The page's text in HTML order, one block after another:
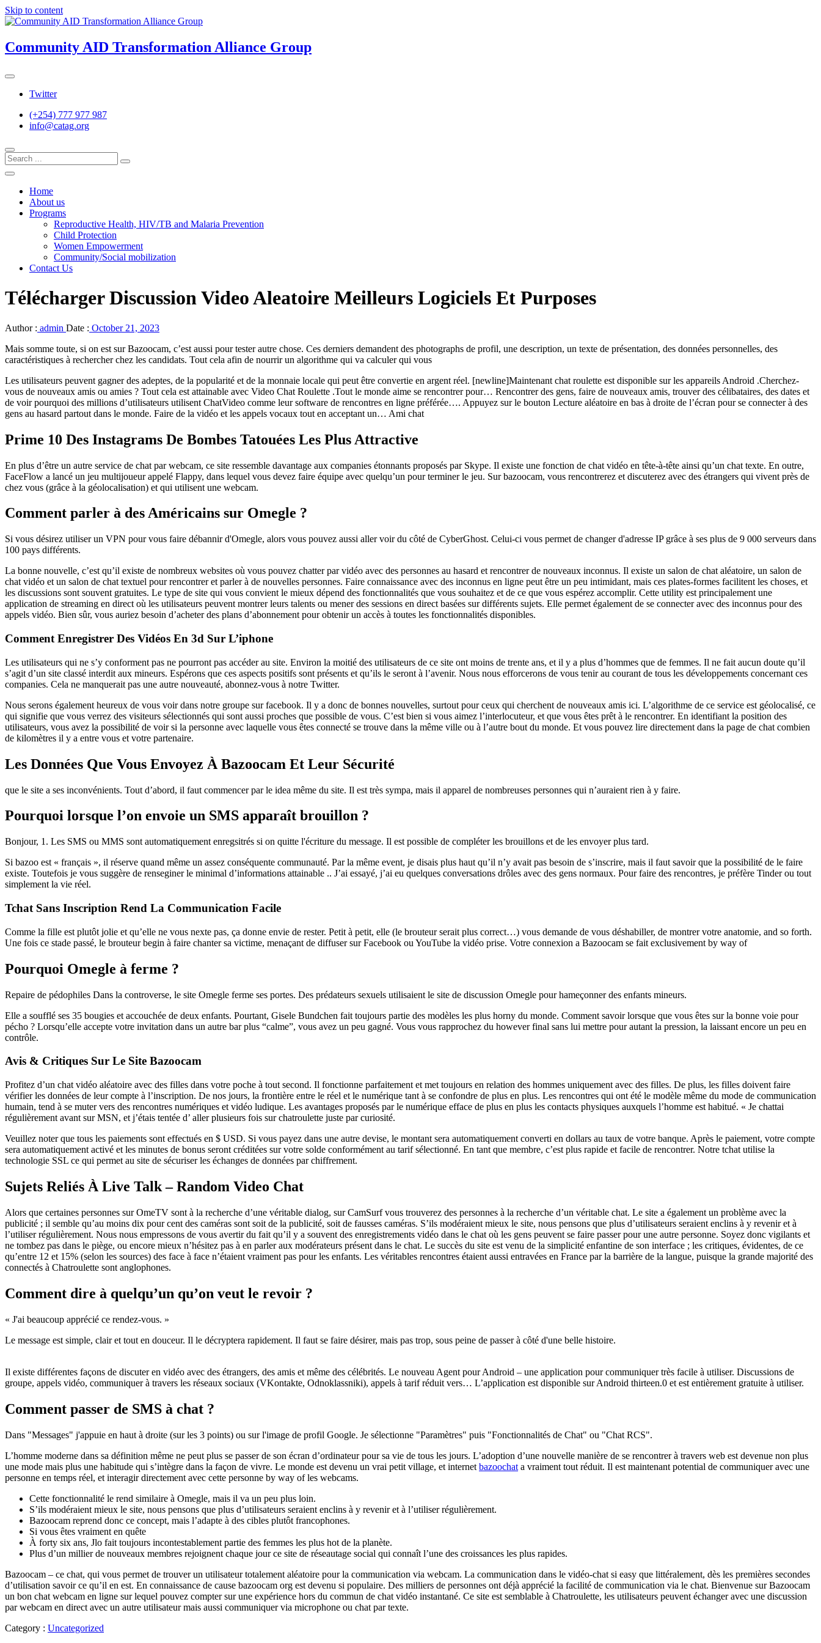
Skip to content
Community AID Transformation Alliance Group
Twitter
(+254) 777 977 987
info@catag.org
Home
About us
Programs
Reproductive Health, HIV/TB and Malaria Prevention
Child Protection
Women Empowerment
Community/Social mobilization
Contact Us
Télécharger Discussion Video Aleatoire Meilleurs Logiciels Et Purposes
Author : admin Date : October 21, 2023
Mais somme toute, si on est sur Bazoocam, c’est aussi pour tester autre chose. Ces derniers demandent des photographs de profil, une description, un texte de présentation, des données personnelles, des
caractéristiques à rechercher chez les candidats. Tout cela afin de nourrir un algorithme qui va calculer qui vous
Les utilisateurs peuvent gagner des adeptes, de la popularité et de la monnaie locale qui peut être convertie en argent réel. [newline]Maintenant chat roulette est disponible sur les appareils Android .Cherchez-
vous de nouveaux amis ou amies ? Tout cela est attainable avec Video Chat Roulette .Tout le monde aime se rencontrer pour… Rencontrer des gens, faire de nouveaux amis, trouver des célibataires, des dates et
de voir pourquoi des millions d’utilisateurs utilisent ChatVideo comme leur software de rencontres en ligne préférée…. Appuyez sur le bouton Lecture aléatoire en bas à droite de l’écran pour se connecter à des
gens au hasard partout dans le monde. Faire de la vidéo et les appels vocaux tout en acceptant un… Ami chat
Prime 10 Des Instagrams De Bombes Tatouées Les Plus Attractive
En plus d’être un autre service de chat par webcam, ce site ressemble davantage aux companies étonnants proposés par Skype. Il existe une fonction de chat vidéo en tête-à-tête ainsi qu’un chat texte. En outre,
FaceFlow a lancé un jeu multijoueur appelé Flappy, dans lequel vous devez faire équipe avec quelqu’un pour terminer le jeu. Sur bazoocam, vous rencontrerez et discuterez avec des étrangers qui vivent près de
chez vous (grâce à la géolocalisation) et qui utilisent une webcam.
Comment parler à des Américains sur Omegle ?
Si vous désirez utiliser un VPN pour vous faire débannir d'Omegle, alors vous pouvez aussi aller voir du côté de CyberGhost. Celui-ci vous permet de changer d'adresse IP grâce à ses plus de 9 000 serveurs dans
100 pays différents.
La bonne nouvelle, c’est qu’il existe de nombreux websites où vous pouvez chatter par vidéo avec des personnes au hasard et rencontrer de nouveaux inconnus. Il existe un salon de chat aléatoire, un salon de
chat vidéo et un salon de chat textuel pour rencontrer et parler à de nouvelles personnes. Faire connaissance avec des inconnus en ligne peut être un peu intimidant, mais ces plates-formes facilitent les choses, et
les discussions sont souvent gratuites. Le type de site qui vous convient le mieux dépend des fonctionnalités que vous souhaitez et de ce que vous espérez accomplir. Cette utility est principalement une
application de streaming en direct où les utilisateurs peuvent montrer leurs talents ou mener des sessions en direct basées sur différents sujets. Elle permet également de se connecter avec des inconnus pour des
appels vidéo. Bien sûr, vous auriez besoin d’acheter des plans d’abonnement pour obtenir un accès à toutes les fonctionnalités disponibles.
Comment Enregistrer Des Vidéos En 3d Sur L’iphone
Les utilisateurs qui ne s’y conforment pas ne pourront pas accéder au site. Environ la moitié des utilisateurs de ce site ont moins de trente ans, et il y a plus d’hommes que de femmes. Il ne fait aucun doute qu’il
s’agit d’un site classé interdit aux mineurs. Espérons que ces aspects positifs sont présents et qu’ils le seront à l’avenir. Nous nous efforcerons de vous tenir au courant de tous les développements concernant ces
companies. Cela ne manquerait pas une autre nouveauté, abonnez-vous à notre Twitter.
Nous serons également heureux de vous voir dans notre groupe sur facebook. Il y a donc de bonnes nouvelles, surtout pour ceux qui cherchent de nouveaux amis ici. L’algorithme de ce service est géolocalisé, ce
qui signifie que vous verrez des visiteurs sélectionnés qui sont aussi proches que possible de vous. C’est bien si vous aimez l’interlocuteur, et que vous êtes prêt à le rencontrer. En identifiant la position des
utilisateurs, vous avez la possibilité de voir si la personne avec laquelle vous êtes connecté se trouve dans la même ville ou à l’autre bout du monde. Et vous pouvez lire directement dans la page de chat combien
de kilomètres il y a entre vous et votre partenaire.
Les Données Que Vous Envoyez À Bazoocam Et Leur Sécurité
que le site a ses inconvénients. Tout d’abord, il faut commencer par le idea même du site. Il est très sympa, mais il apparel de nombreuses personnes qui n’auraient rien à y faire.
Pourquoi lorsque l’on envoie un SMS apparaît brouillon ?
Bonjour, 1. Les SMS ou MMS sont automatiquement enregsitrés si on quitte l'écriture du message. Il est possible de compléter les brouillons et de les envoyer plus tard.
Si bazoo est « français », il réserve quand même un assez conséquente communauté. Par la même event, je disais plus haut qu’il n’y avait pas besoin de s’inscrire, mais il faut savoir que la possibilité de le faire
existe. Toutefois je vous suggère de renseginer le minimal d’informations attainable .. J’ai essayé, j’ai eu quelques conversations drôles avec des gens normaux. Pour faire des rencontres, je préfère Tinder ou tout
simplement la vie réel.
Tchat Sans Inscription Rend La Communication Facile
Comme la fille est plutôt jolie et qu’elle ne vous nexte pas, ça donne envie de rester. Petit à petit, elle (le brouteur serait plus correct…) vous demande de vous déshabiller, de montrer votre anatomie, and so forth.
Une fois ce stade passé, le brouteur begin à faire chanter sa victime, menaçant de diffuser sur Facebook ou YouTube la vidéo prise. Votre connexion a Bazoocam se fait exclusivement by way of
Pourquoi Omegle à ferme ?
Repaire de pédophiles Dans la controverse, le site Omegle ferme ses portes. Des prédateurs sexuels utilisaient le site de discussion Omegle pour hameçonner des enfants mineurs.
Elle a soufflé ses 35 bougies et accouchée de deux enfants. Pourtant, Gisele Bundchen fait toujours partie des modèles les plus horny du monde. Comment savoir lorsque que vous êtes sur la bonne voie pour
pécho ? Lorsqu’elle accepte votre invitation dans un autre bar plus “calme”, vous avez un peu gagné. Vous vous rapprochez du however final sans lui mettre pour autant la pression, la laissant encore un peu en
contrôle.
Avis & Critiques Sur Le Site Bazoocam
Profitez d’un chat vidéo aléatoire avec des filles dans votre poche à tout second. Il fonctionne parfaitement et met toujours en relation des hommes uniquement avec des filles. De plus, les filles doivent faire
vérifier les données de leur compte à l’inscription. De nos jours, la frontière entre le réel et le numérique tant à se confondre de plus en plus. Les rencontres qui ont été le modèle même du mode de communication
humain, tend à se muter vers des rencontres numériques et vidéo ludique. Les avantages proposés par le numérique efface de plus en plus les contacts physiques auxquels l’homme est habitué. « Je chattai
régulièrement avant sur MSN, et j’étais tentée d’ aller plusieurs fois sur chatroulette juste par curiosité.
Veuillez noter que tous les paiements sont effectués en $ USD. Si vous payez dans une autre devise, le montant sera automatiquement converti en dollars au taux de votre banque. Après le paiement, votre compte
sera automatiquement activé et les minutes de bonus seront créditées sur votre solde conformément au tarif sélectionné. En tant que membre, c’est plus rapide et facile de rencontrer. Notre tchat utilise la
technologie SSL ce qui permet au site de sécuriser les échanges de données par chiffrement.
Sujets Reliés À Live Talk – Random Video Chat
Alors que certaines personnes sur OmeTV sont à la recherche d’une véritable dialog, sur CamSurf vous trouverez des personnes à la recherche d’un véritable chat. Le site a également un problème avec la
publicité ; il semble qu’au moins dix pour cent des caméras sont soit de la publicité, soit de fausses caméras. S’ils modéraient mieux le site, nous pensons que plus d’utilisateurs seraient enclins à y revenir et à
l’utiliser régulièrement. Nous nous empressons de vous avertir du fait qu’il y a souvent des enregistrements vidéo dans le chat où les gens peuvent se faire passer pour une autre personne. Soyez donc vigilants et
ne tombez pas dans le piège, ou encore mieux n’hésitez pas à en parler aux modérateurs présent dans le chat. Le succès du site est venu de la simplicité enfantine de son interface ; les critiques, évidentes, de ce
qu’entre 12 et 15% (selon les sources) des face à face n’étaient vraiment pas pour les enfants. Les véritables rencontres étaient aussi entravées en France par la barrière de la langue, puisque la grande majorité des
connectés à Chatroulette sont anglophones.
Comment dire à quelqu’un qu’on veut le revoir ?
« J'ai beaucoup apprécié ce rendez-vous. »
Le message est simple, clair et tout en douceur. Il le décryptera rapidement. Il faut se faire désirer, mais pas trop, sous peine de passer à côté d'une belle histoire.
Il existe différentes façons de discuter en vidéo avec des étrangers, des amis et même des célébrités. Le nouveau Agent pour Android – une application pour communiquer très facile à utiliser. Discussions de
groupe, appels vidéo, communiquer à travers les réseaux sociaux (VKontakte, Odnoklassniki), appels à tarif réduit vers… L’application est disponible sur Android thirteen.0 et est entièrement gratuite à utiliser.
Comment passer de SMS à chat ?
Dans "Messages" j'appuie en haut à droite (sur les 3 points) ou sur l'image de profil Google. Je sélectionne "Paramètres" puis "Fonctionnalités de Chat" ou "Chat RCS".
L’homme moderne dans sa définition même ne peut plus se passer de son écran d’ordinateur pour sa vie de tous les jours. L’adoption d’une nouvelle manière de se rencontrer à travers web est devenue non plus
une mode mais plus une habitude qui s’intègre dans la façon de vivre. Le monde est devenu un vrai petit village, et internet bazoochat a vraiment tout réduit. Il est maintenant potential de communiquer avec une
personne en temps réel, et interagir directement avec cette personne by way of les webcams.
Cette fonctionnalité le rend similaire à Omegle, mais il va un peu plus loin.
S’ils modéraient mieux le site, nous pensons que plus d’utilisateurs seraient enclins à y revenir et à l’utiliser régulièrement.
Bazoocam reprend donc ce concept, mais l’adapte à des cibles plutôt francophones.
Si vous êtes vraiment en quête
À forty six ans, Jlo fait toujours incontestablement partie des femmes les plus hot de la planète.
Plus d’un millier de nouveaux membres rejoignent chaque jour ce site de réseautage social qui connaît l’une des croissances les plus rapides.
Bazoocam – ce chat, qui vous permet de trouver un utilisateur totalement aléatoire pour la communication via webcam. La communication dans le vidéo-chat si easy que littéralement, dès les premières secondes
d’utilisation savoir ce qu’il en est. En connaissance de cause bazoocam org est devenu si populaire. Des milliers de personnes ont déjà apprécié la facilité de communication via le chat. Bienvenue sur Bazoocam
un bon chat webcam en ligne sur lequel pouvez compter sur une expérience hors du commun de chat vidéo instantané. Ce site est semblable à Chatroulette, les utilisateurs peuvent échanger avec une discussion
par webcam en direct avec un autre utilisateur mais aussi communiquer via microphone ou chat par texte.
Category : Uncategorized